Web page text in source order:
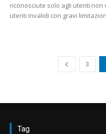
riconosciute solo agli utenti
utenti invalidi con gravi
3
Tag